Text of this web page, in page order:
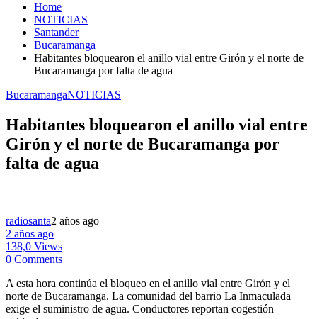
Home
NOTICIAS
Santander
Bucaramanga
Habitantes bloquearon el anillo vial entre Girón y el norte de
Bucaramanga por falta de agua
BucaramangaNOTICIAS
Habitantes bloquearon el anillo vial entre
Girón y el norte de Bucaramanga por
falta de agua
radiosanta2 años ago
2 años ago
138,0 Views
0 Comments
A esta hora continúa el bloqueo en el anillo vial entre Girón y el
norte de Bucaramanga. La comunidad del barrio La Inmaculada
exige el suministro de agua. Conductores reportan cogestión